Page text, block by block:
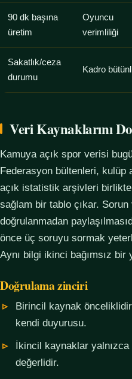
90 dk başına
üretim
Oyuncu
verimliliği
Sakatlık/ceza
durumu
Kadro
Veri Kaynaklarını
Kamuya açık spor verisi
Federasyon bültenleri, kulüp
açık istatistik arşivleri birlikte
sağlam bir tablo çıkar. Sorun
doğrulanmadan
önce üç soruyu sormak
Aynı bilgi ikinci bağımsız bir
Doğrulama zinciri
Birincil kaynak
kendi duyurusu.
İkincil kaynaklar
değerlidir.